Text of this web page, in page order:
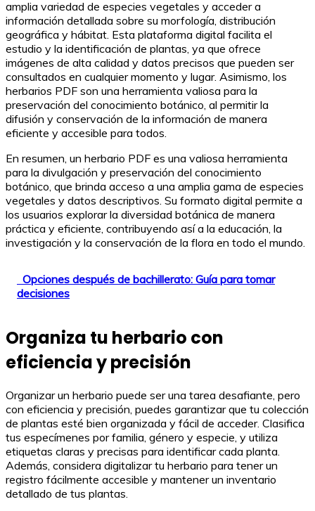
amplia variedad de especies vegetales y acceder a
información detallada sobre su morfología, distribución
geográfica y hábitat. Esta plataforma digital facilita el
estudio y la identificación de plantas, ya que ofrece
imágenes de alta calidad y datos precisos que pueden ser
consultados en cualquier momento y lugar. Asimismo, los
herbarios PDF son una herramienta valiosa para la
preservación del conocimiento botánico, al permitir la
difusión y conservación de la información de manera
eficiente y accesible para todos.
En resumen, un herbario PDF es una valiosa herramienta
para la divulgación y preservación del conocimiento
botánico, que brinda acceso a una amplia gama de especies
vegetales y datos descriptivos. Su formato digital permite a
los usuarios explorar la diversidad botánica de manera
práctica y eficiente, contribuyendo así a la educación, la
investigación y la conservación de la flora en todo el mundo.
Opciones después de bachillerato: Guía para tomar
decisiones
Organiza tu herbario con
eficiencia y precisión
Organizar un herbario puede ser una tarea desafiante, pero
con eficiencia y precisión, puedes garantizar que tu colección
de plantas esté bien organizada y fácil de acceder. Clasifica
tus especímenes por familia, género y especie, y utiliza
etiquetas claras y precisas para identificar cada planta.
Además, considera digitalizar tu herbario para tener un
registro fácilmente accesible y mantener un inventario
detallado de tus plantas.